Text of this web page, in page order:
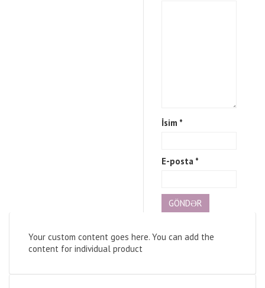
İsim *
E-posta *
Your custom content goes here. You can add the
content for individual product